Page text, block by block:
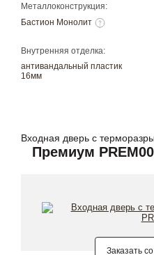
Металлоконструкция:
Бастион Монолит
Внутренняя отделка:
антивандальный пластик
16мм
Входная дверь с
Премиум
Заказать